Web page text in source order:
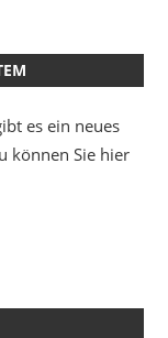
es ein neues
können Sie hier